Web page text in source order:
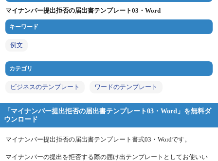
マイナンバー提出拒否の届出書テンプレート03・Word
キーワード
例文
カテゴリ
ビジネスのテンプレート ワードのテンプレート
「マイナンバー提出拒否の届出書テンプレート03・Word」を無料ダ
ウンロード
マイナンバー提出拒否の届出書テンプレート書式03・Wordです。
マイナンバーの提出を拒否する際の届け出テンプレートとしてお使いい